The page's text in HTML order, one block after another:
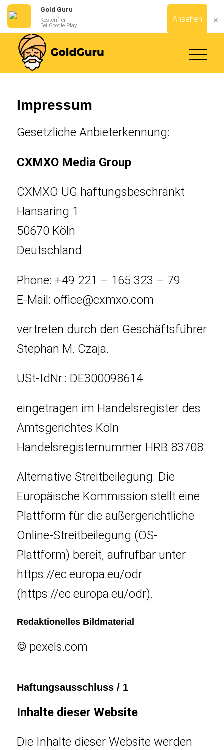
Impressum
Gesetzliche Anbieterkennung:
CXMXO Media Group
CXMXO UG haftungsbeschränkt
Hansaring 1
50670 Köln
Deutschland
Phone: +49 221 – 165 323 – 79
E-Mail: office@cxmxo.com
vertreten durch den Geschäftsführer
Stephan M. Czaja.
USt-IdNr.: DE300098614
eingetragen im Handelsregister des
Amtsgerichtes Köln
Handelsregisternummer HRB 83708
Alternative Streitbeilegung: Die
Europäische Kommission stellt eine
Plattform für die außergerichtliche
Online-Streitbeilegung (OS-
Plattform) bereit, aufrufbar unter
https://ec.europa.eu/odr
(https://ec.europa.eu/odr).
Redaktionelles Bildmaterial
© pexels.com
Haftungsausschluss / 1
Inhalte dieser Website
Die Inhalte dieser Website werden
✕
Gold Guru
Kostenfrei
Bei Google Play
Ansehen